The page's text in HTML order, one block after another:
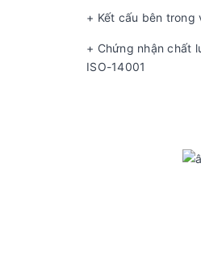
+ Kết cấu bên trong
+ Chứng nhận chất
ISO-14001